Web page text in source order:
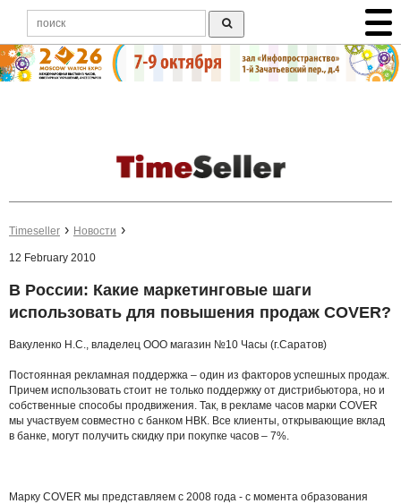
Timeseller Новости
12 February 2010
В России: Какие маркетинговые шаги
использовать для повышения продаж COVER?
Вакуленко Н.С., владелец ООО магазин №10 Часы (г.Саратов)
Постоянная рекламная поддержка – один из факторов успешных продаж.
Причем использовать стоит не только поддержку от дистрибьютора, но и
собственные способы продвижения. Так, в рекламе часов марки COVER
мы участвуем совместно с банком НВК. Все клиенты, открывающие вклад
в банке, могут получить скидку при покупке часов – 7%.
Марку COVER мы представляем с 2008 года - с момента образования